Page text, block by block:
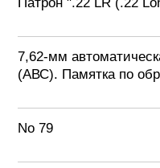
7,62-мм
(АВС). Памятка по
No 79